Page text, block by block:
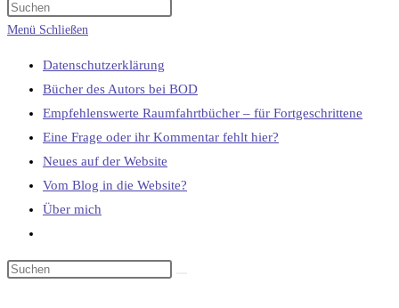
umschalten
Menü Schließen
Datenschutzerklärung
Bücher des Autors bei BOD
Empfehlenswerte Raumfahrtbücher – für Fortgeschrittene
Eine Frage oder ihr Kommentar fehlt hier?
Neues auf der Website
Vom Blog in die Website?
Über mich
umschalten